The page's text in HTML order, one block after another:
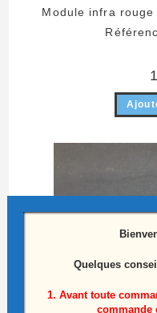
Module infra rouge
Quelques
1. Avant toute
commande